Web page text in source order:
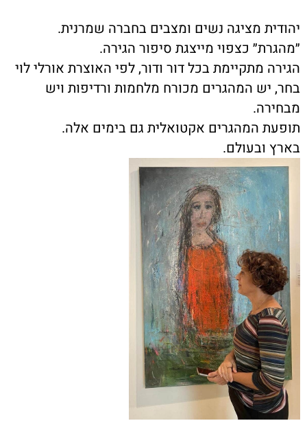
יהודית מציגה נשים ומצבים בחברה שמרנית.
״מהגרת״ כצפוי מייצגת סיפור הגירה.
הגירה מתקיימת בכל דור ודור, לפי האוצרת אורלי לוי
בחר, יש המהגרים מכורח מלחמות ורדיפות ויש
מבחירה.
תופעת המהגרים אקטואלית גם בימים אלה.
בארץ ובעולם.